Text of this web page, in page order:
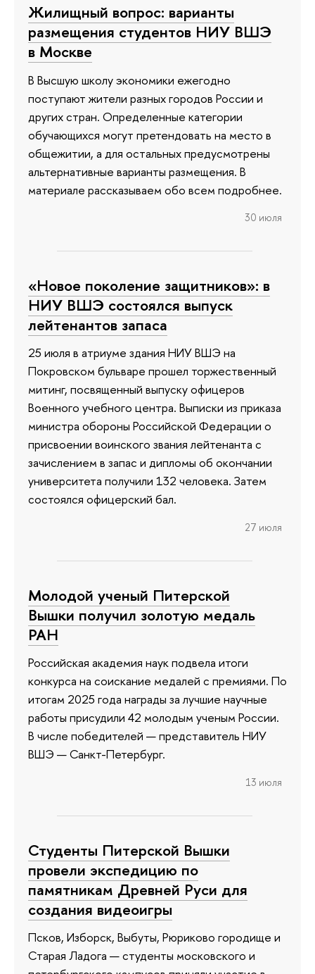
Жилищный вопрос: варианты
размещения студентов НИУ ВШЭ
в Москве
В Высшую школу экономики ежегодно
поступают жители разных городов России и
других стран. Определенные категории
обучающихся могут претендовать на место в
общежитии, а для остальных предусмотрены
альтернативные варианты размещения. В
материале рассказываем обо всем подробнее.
30 июля
«Новое поколение защитников»: в
НИУ ВШЭ состоялся выпуск
лейтенантов запаса
25 июля в атриуме здания НИУ ВШЭ на
Покровском бульваре прошел торжественный
митинг, посвященный выпуску офицеров
Военного учебного центра. Выписки из приказа
министра обороны Российской Федерации о
присвоении воинского звания лейтенанта с
зачислением в запас и дипломы об окончании
университета получили 132 человека. Затем
состоялся офицерский бал.
27 июля
Молодой ученый Питерской
Вышки получил золотую медаль
РАН
Российская академия наук подвела итоги
конкурса на соискание медалей с премиями. По
итогам 2025 года награды за лучшие научные
работы присудили 42 молодым ученым России.
В числе победителей — представитель НИУ
ВШЭ — Санкт-Петербург.
13 июля
Студенты Питерской Вышки
провели экспедицию по
памятникам Древней Руси для
создания видеоигры
Псков, Изборск, Выбуты, Рюриково городище и
Старая Ладога — студенты московского и